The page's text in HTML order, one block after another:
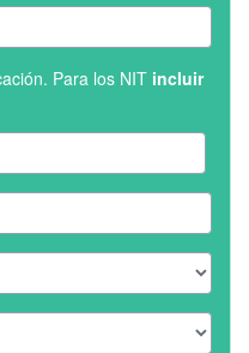
Para los NIT incluir